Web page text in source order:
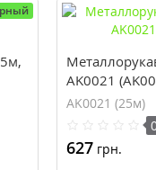
AK0021
AK0021 (25м)
627грн.